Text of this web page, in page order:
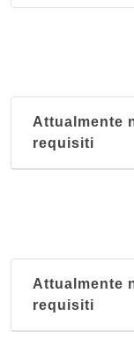
Attualmente
requisiti
Attualmente
requisiti